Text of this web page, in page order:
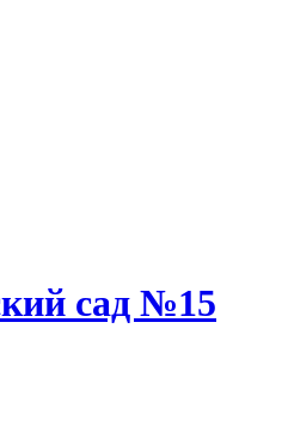
сад №15